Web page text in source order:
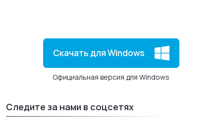
Скачать для Windows
Официальная версия для Windows
Следите за нами в соцсетях